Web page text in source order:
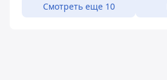
Смотреть еще 10